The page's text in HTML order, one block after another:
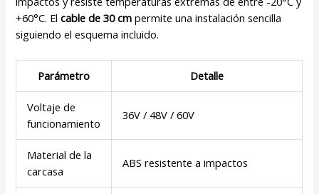
+60°C. Elcable de 30 cm permite una instalación sencilla
siguiendo el esquema incluido.
Parámetro Detalle
Voltaje de
funcionamiento
36V / 48V / 60V
Material de la
carcasa
ABS resistente a impactos